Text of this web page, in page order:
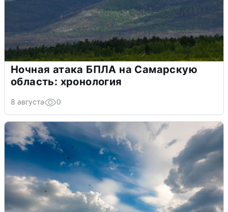
Ночная атака БПЛА на Самарскую
область: хронология
8 августа 0